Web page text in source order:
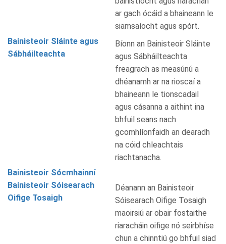
ar gach ócáid a bhaineann le
siamsaíocht agus spórt.
Bainisteoir Sláinte agus
Sábháilteachta
Bíonn an Bainisteoir Sláinte
agus Sábháilteachta
freagrach as measúnú a
dhéanamh ar na rioscaí a
bhaineann le tionscadail
agus cásanna a aithint ina
bhfuil seans nach
gcomhlíonfaidh an dearadh
na cóid chleachtais
riachtanacha.
Bainisteoir Sócmhainní
Bainisteoir Sóisearach
Oifige Tosaigh
Déanann an Bainisteoir
Sóisearach Oifige Tosaigh
maoirsiú ar obair fostaithe
riaracháin oifige nó seirbhíse
chun a chinntiú go bhfuil siad